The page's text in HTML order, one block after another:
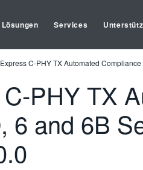
Lösungen Services
C-PHY TX Automated
PHY TX
6 and 6B